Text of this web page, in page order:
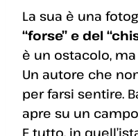
La sua è una
“forse” e del
è un ostacolo,
Un autore che
per farsi sentire.
apre su un
E tutto, in